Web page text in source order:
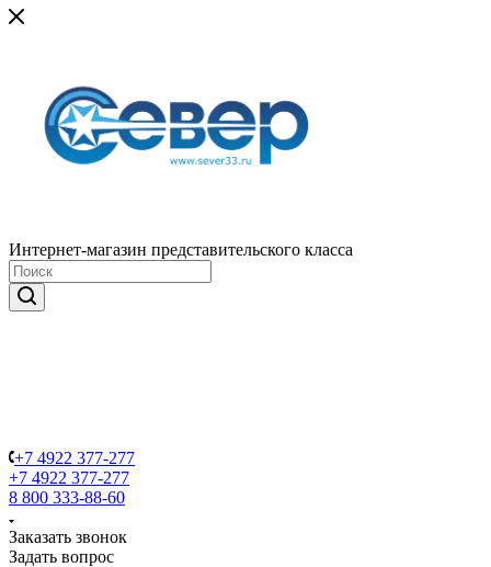
Интернет-магазин представительского класса
+7 4922 377-277
+7 4922 377-277
8 800 333-88-60
Заказать звонок
Задать вопрос